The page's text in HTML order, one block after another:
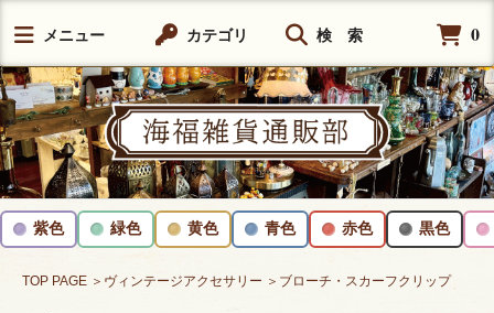
メニュー カテゴリ 検 索 0
紫色 緑色 黄色 青色 赤色 黒色
TOP PAGE ＞ヴィンテージアクセサリー ＞ブローチ・スカーフクリップ